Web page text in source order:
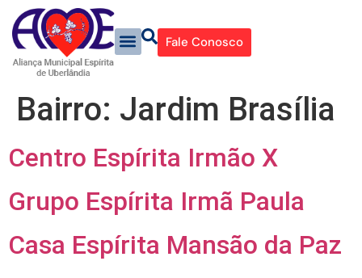
Fale Conosco
Bairro: Jardim Brasília
Centro Espírita Irmão X
Grupo Espírita Irmã Paula
Casa Espírita Mansão da Paz